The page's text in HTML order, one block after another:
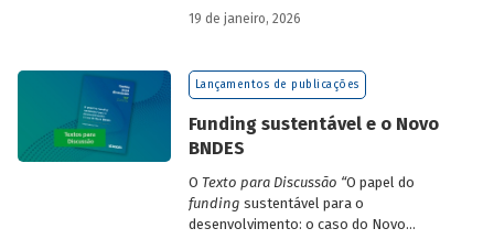
de carbono e demonstrar compromisso
19 de janeiro, 2026
Lançamentos de publicações
Funding sustentável e o Novo
BNDES
O Texto para Discussão “O papel do
funding sustentável para o
desenvolvimento: o caso do Novo